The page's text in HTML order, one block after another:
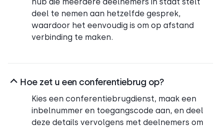
deel te nemen aan hetzelfde gesprek,
waardoor het eenvoudig is om op afstand
verbinding te maken.
Hoe zet u een conferentiebrug op?
Kies een conferentiebrugdienst, maak een
inbelnummer en toegangscode aan, en deel
deze details vervolgens met deelnemers om